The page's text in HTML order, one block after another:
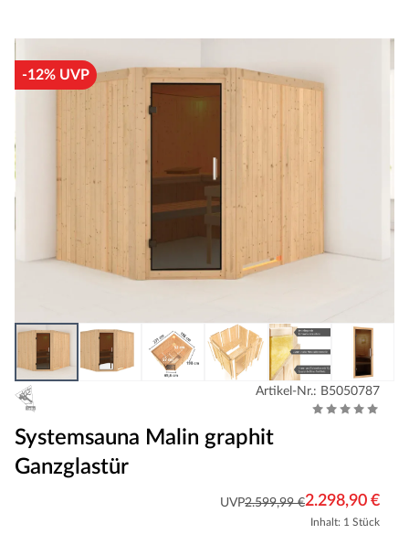
-12% UVP
Artikel-Nr.: B5050787
Systemsauna Malin graphit
Ganzglastür
UVP2.599,99 €2.298,90 €
Inhalt: 1 Stück